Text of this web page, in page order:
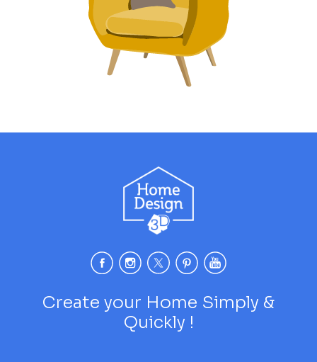
Create your Home Simply &
Quickly !